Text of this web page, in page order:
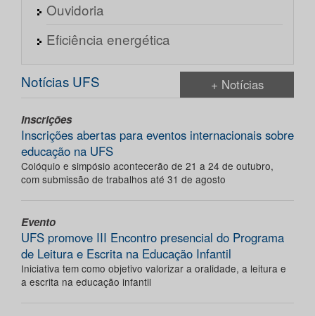
Ouvidoria
Eficiência energética
Notícias UFS + Notícias
Inscrições
Inscrições abertas para eventos internacionais sobre
educação na UFS
Colóquio e simpósio acontecerão de 21 a 24 de outubro,
com submissão de trabalhos até 31 de agosto
Evento
UFS promove III Encontro presencial do Programa
de Leitura e Escrita na Educação Infantil
Iniciativa tem como objetivo valorizar a oralidade, a leitura e
a escrita na educação infantil